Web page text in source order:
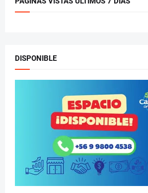
DISPONIBLE